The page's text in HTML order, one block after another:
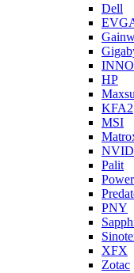
Dell
HP
KFA2
MSI
Palit
PNY
XFX
Zotac